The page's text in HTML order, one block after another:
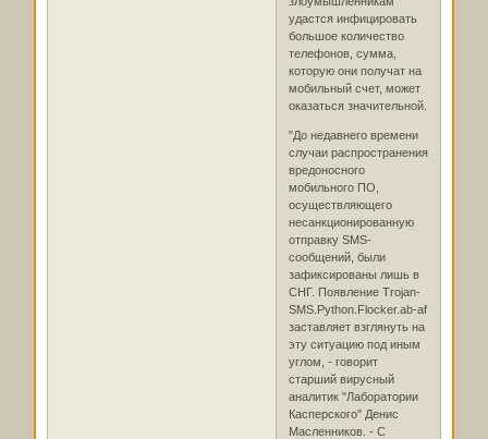
удастся инфицировать
большое количество
телефонов, сумма,
которую они получат на
мобильный счет, может
оказаться значительной.
"До недавнего времени
случаи распространения
вредоносного
мобильного ПО,
осуществляющего
несанкционированную
отправку SMS-
сообщений, были
зафиксированы лишь в
СНГ. Появление Trojan-
SMS.Python.Flocker.ab-af
заставляет взглянуть на
эту ситуацию под иным
углом, - говорит
старший вирусный
аналитик "Лаборатории
Касперского" Денис
Масленников. - С